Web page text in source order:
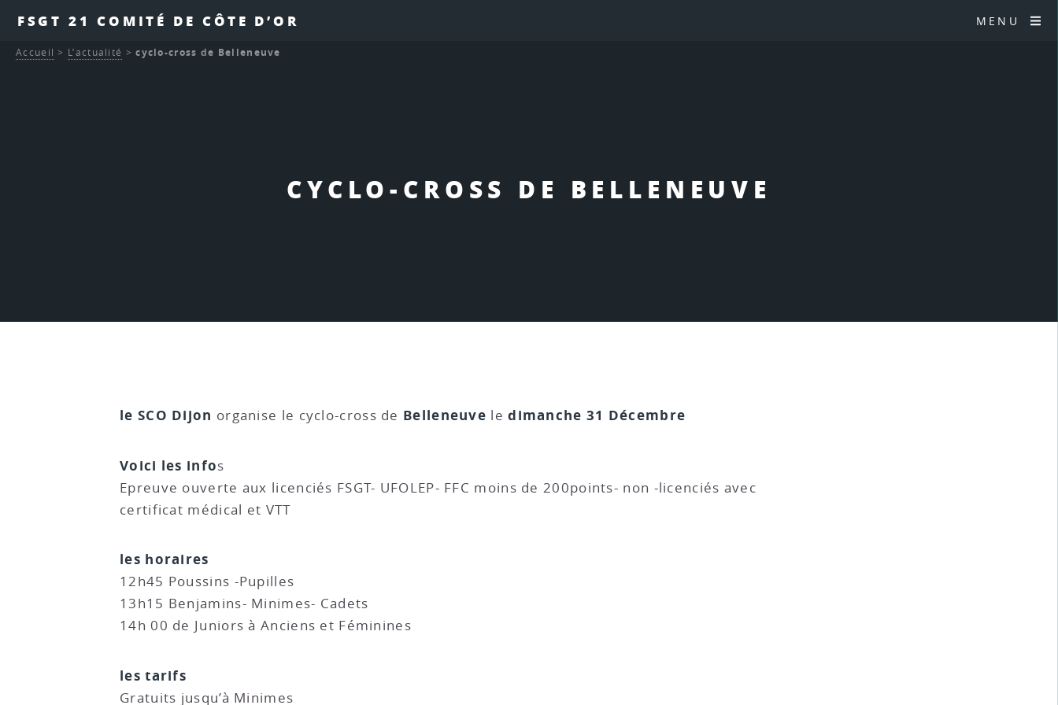
FSGT 21 COMITÉ DE CÔTE D’OR MENU
CYCLO-CROSS DE BELLENEUVE
Accueil > L’actualité >cyclo-cross de Belleneuve
le SCO Dijon organise le cyclo-cross de Belleneuve le dimanche 31 Décembre
Voici les infos
Epreuve ouverte aux licenciés FSGT- UFOLEP- FFC moins de 200points- non -licenciés avec
certificat médical et VTT
les horaires
12h45 Poussins -Pupilles
13h15 Benjamins- Minimes- Cadets
14h 00 de Juniors à Anciens et Féminines
les tarifs
Gratuits jusqu’à Minimes